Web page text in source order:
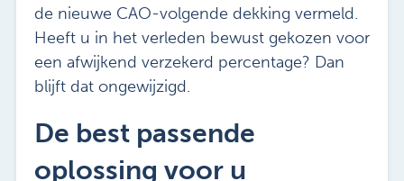
de nieuwe CAO-volgende dekking vermeld.
Heeft u in het verleden bewust gekozen voor
een afwijkend verzekerd percentage? Dan
blijft dat ongewijzigd.
De best passende
oplossing voor u